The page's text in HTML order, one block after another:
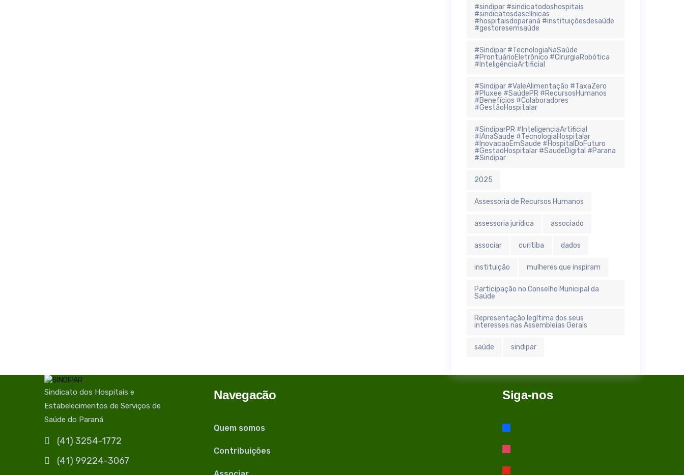
#sindipar #sindicatodoshospitais
#sindicatosdasclínicas
#hospitaisdoparaná #instituiçõesdesaúde
#gestoresemsaúde
#Sindipar #TecnologiaNaSaúde
#ProntuárioEletrônico #CirurgiaRobótica
#InteligênciaArtificial
#Sindipar #ValeAlimentação #TaxaZero
#Pluxee #SaúdePR #RecursosHumanos
#Benefícios #Colaboradores
#GestãoHospitalar
#SindiparPR #InteligenciaArtificial
#IAnaSaude #TecnologiaHospitalar
#InovacaoEmSaude #HospitalDoFuturo
#GestaoHospitalar #SaudeDigital #Parana
#Sindipar
2025
Assessoria de Recursos Humanos
assessoria jurídica associado
associar curitiba dados
instituição mulheres que inspiram
Participação no Conselho Municipal da
Saúde
Representação legítima dos seus
interesses nas Assembleias Gerais
saúde sindipar
Sindicato dos Hospitais e
Estabelecimentos de Serviços de
Saúde do Paraná
(41) 3254-1772
(41) 99224-3067
Navegacão
Quem somos
Contribuições
Siga-nos